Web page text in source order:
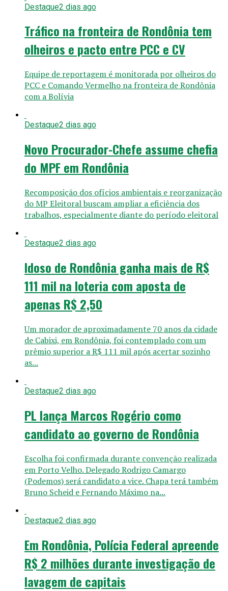
Destaque2 dias ago
Tráfico na fronteira de Rondônia tem
olheiros e pacto entre PCC e CV
Equipe de reportagem é monitorada por olheiros do
PCC e Comando Vermelho na fronteira de Rondônia
com a Bolívia
Destaque2 dias ago
Novo Procurador-Chefe assume chefia
do MPF em Rondônia
Recomposição dos ofícios ambientais e reorganização
do MP Eleitoral buscam ampliar a eficiência dos
trabalhos, especialmente diante do período eleitoral
Destaque2 dias ago
Idoso de Rondônia ganha mais de R$
111 mil na loteria com aposta de
apenas R$ 2,50
Um morador de aproximadamente 70 anos da cidade
de Cabixi, em Rondônia, foi contemplado com um
prêmio superior a R$ 111 mil após acertar sozinho
as...
Destaque2 dias ago
PL lança Marcos Rogério como
candidato ao governo de Rondônia
Escolha foi confirmada durante convenção realizada
em Porto Velho. Delegado Rodrigo Camargo
(Podemos) será candidato a vice. Chapa terá também
Bruno Scheid e Fernando Máximo na...
Destaque2 dias ago
Em Rondônia, Polícia Federal apreende
R$ 2 milhões durante investigação de
lavagem de capitais